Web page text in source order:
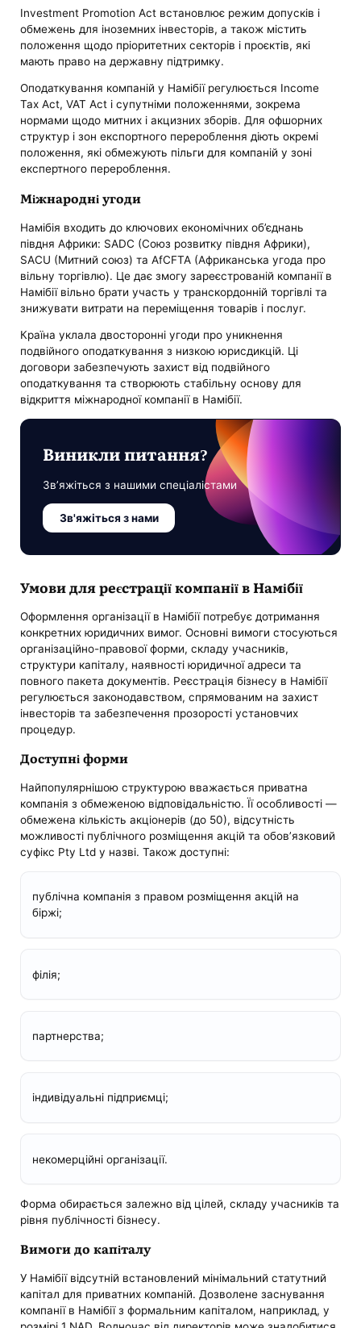
Investment Promotion Act встановлює режим допусків і
обмежень для іноземних інвесторів, а також містить
положення щодо пріоритетних секторів і проєктів, які
мають право на державну підтримку.
Оподаткування компаній у Намібії регулюється Income
Tax Act, VAT Act і супутніми положеннями, зокрема
нормами щодо митних і акцизних зборів. Для офшорних
структур і зон експортного перероблення діють окремі
положення, які обмежують пільги для компаній у зоні
експертного перероблення.
Міжнародні угоди
Намібія входить до ключових економічних об’єднань
півдня Африки: SADC (Союз розвитку півдня Африки),
SACU (Митний союз) та AfCFTA (Африканська угода про
вільну торгівлю). Це дає змогу зареєстрованій компанії в
Намібії вільно брати участь у транскордонній торгівлі та
знижувати витрати на переміщення товарів і послуг.
Країна уклала двосторонні угоди про уникнення
подвійного оподаткування з низкою юрисдикцій. Ці
договори забезпечують захист від подвійного
оподаткування та створюють стабільну основу для
відкриття міжнародної компанії в Намібії.
Виникли питання?
Зв’яжіться з нашими спеціалістами
Зв'яжіться з нами
Умови для реєстрації компанії в Намібії
Оформлення організації в Намібії потребує дотримання
конкретних юридичних вимог. Основні вимоги стосуються
організаційно-правової форми, складу учасників,
структури капіталу, наявності юридичної адреси та
повного пакета документів. Реєстрація бізнесу в Намібії
регулюється законодавством, спрямованим на захист
інвесторів та забезпечення прозорості установчих
процедур.
Доступні форми
Найпопулярнішою структурою вважається приватна
компанія з обмеженою відповідальністю. Її особливості —
обмежена кількість акціонерів (до 50), відсутність
можливості публічного розміщення акцій та обов’язковий
суфікс Pty Ltd у назві. Також доступні:
публічна компанія з правом розміщення акцій на
біржі;
філія;
партнерства;
індивідуальні підприємці;
некомерційні організації.
Форма обирається залежно від цілей, складу учасників та
рівня публічності бізнесу.
Вимоги до капіталу
У Намібії відсутній встановлений мінімальний статутний
капітал для приватних компаній. Дозволене заснування
компанії в Намібії з формальним капіталом, наприклад, у